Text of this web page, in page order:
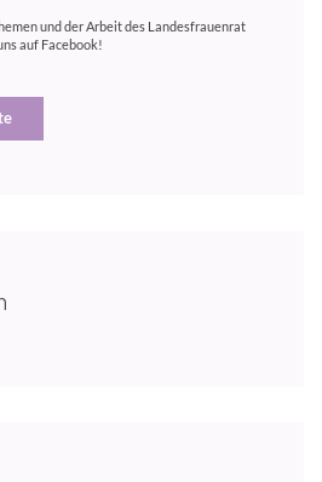
und der Arbeit des Landesfrauenrat
auf Facebook!